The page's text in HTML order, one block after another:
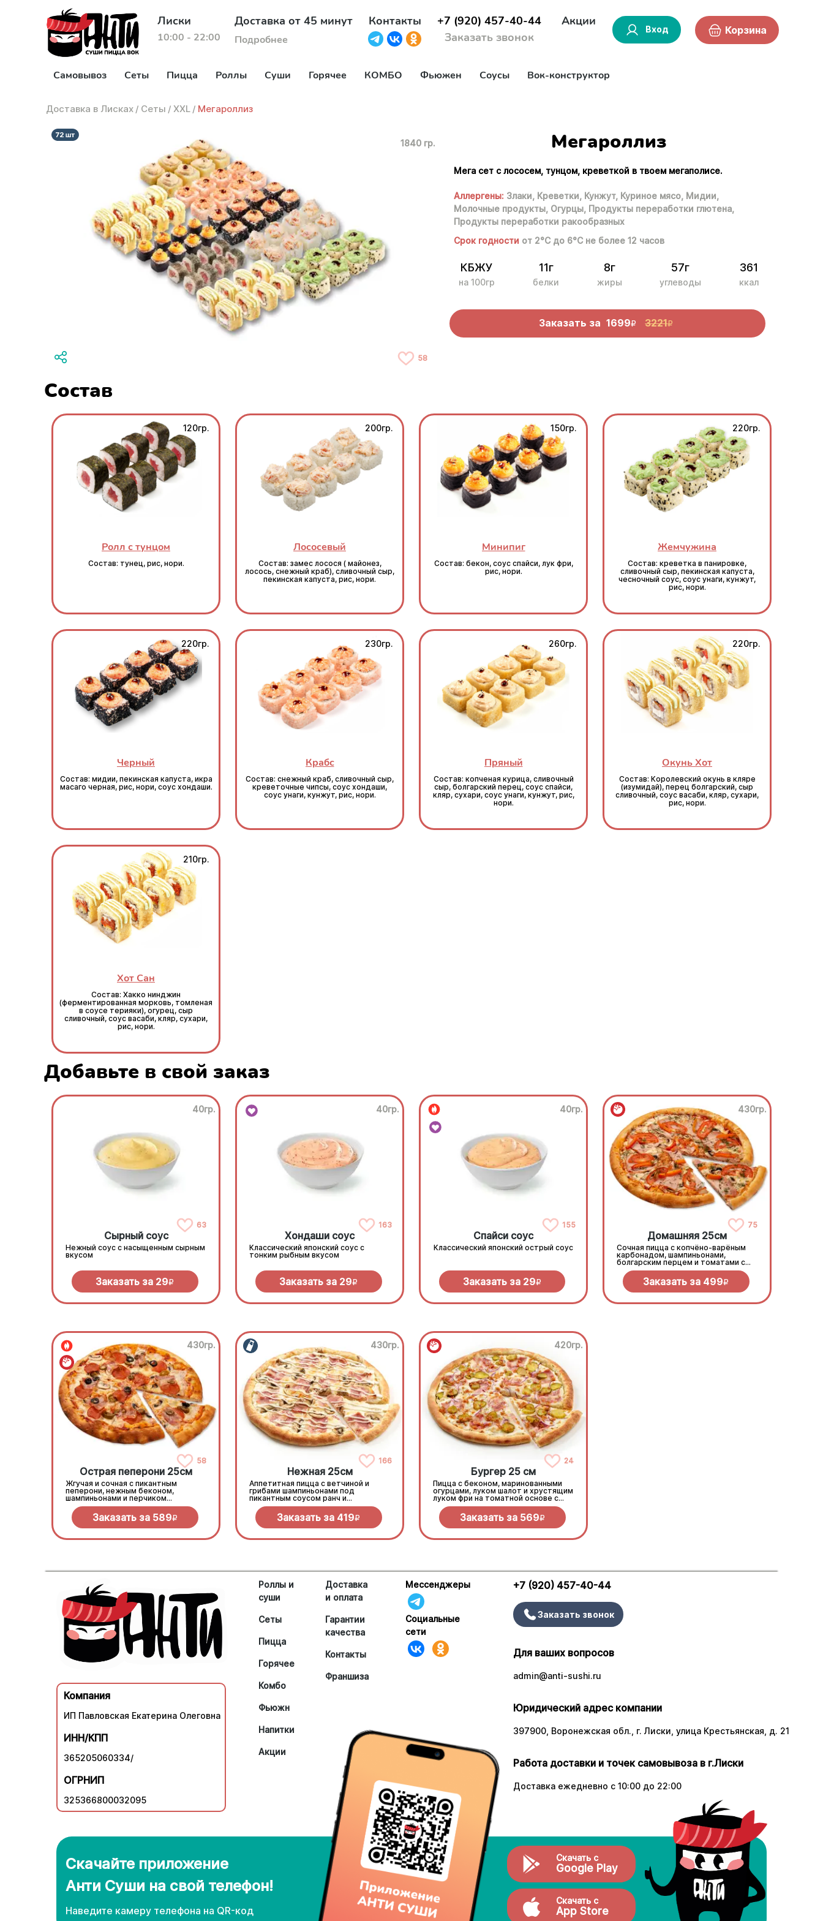
Лиски
10:00 - 22:00
Доставка от 45 минут
Подробнее
Контакты
+7 (920) 457-40-44
Заказать звонок
Акции
Вход Корзина
Самовывоз Сеты Пицца Роллы Суши Горячее КОМБО Фьюжен Соусы Вок-конструктор
Доставка в Лисках / Сеты / XXL / Мегароллиз
1840 гр.
58
Мегароллиз
Мега сет с лососем, тунцом, креветкой в твоем мегаполисе.
Аллергены: Злаки, Креветки, Кунжут, Куриное мясо, Мидии,
Молочные продукты, Огурцы, Продукты переработки глютена,
Продукты переработки ракообразных
Срок годности от 2°С до 6°С не более 12 часов
КБЖУ
на 100гр
11г
белки
8г
жиры
57г
углеводы
361
ккал
Заказать за 1699R 3221R
Состав
120гр.
Ролл с тунцом
Состав: тунец, рис, нори.
200гр.
Лососевый
Состав: замес лосося ( майонез,
лосось, снежный краб), сливочный сыр,
пекинская капуста, рис, нори.
150гр.
Минипиг
Состав: бекон, соус спайси, лук фри,
рис, нори.
220гр.
Жемчужина
Состав: креветка в панировке,
сливочный сыр, пекинская капуста,
чесночный соус, соус унаги, кунжут,
рис, нори.
220гр.
Черный
Состав: мидии, пекинская капуста, икра
масаго черная, рис, нори, соус хондаши.
230гр.
Крабс
Состав: снежный краб, сливочный сыр,
креветочные чипсы, соус хондаши,
соус унаги, кунжут, рис, нори.
260гр.
Пряный
Состав: копченая курица, сливочный
сыр, болгарский перец, соус спайси,
кляр, сухари, соус унаги, кунжут, рис,
нори.
220гр.
Окунь Хот
Состав: Королевский окунь в кляре
(изумидай), перец болгарский, сыр
сливочный, соус васаби, кляр, сухари,
рис, нори.
210гр.
Хот Сан
Состав: Хакко нинджин
(ферментированная морковь, томленая
в соусе терияки), огурец, сыр
сливочный, соус васаби, кляр, сухари,
рис, нори.
Добавьте в свой заказ
40гр.
63
Сырный соус
Нежный соус с насыщенным сырным
вкусом
Заказать за 29R
40гр.
163
Хондаши соус
Классический японский соус с
тонким рыбным вкусом
Заказать за 29R
40гр.
155
Спайси соус
Классический японский острый соус
Заказать за 29R
430гр.
75
Домашняя 25см
Сочная пицца с копчёно-варёным
карбонадом, шампиньонами,
болгарским перцем и томатами с
зеленью под моцареллой
Заказать за 499R
430гр.
58
Острая пеперони 25cм
Жгучая и сочная с пикантным
пеперони, нежным беконом,
шампиньонами и перчиком
халапеньо под моцареллой
Заказать за 589R
430гр.
166
Нежная 25см
Аппетитная пицца с ветчиной и
грибами шампиньонами под
пикантным соусом ранч и
моцареллой
Заказать за 419R
420гр.
24
Бургер 25 см
Пицца с беконом, маринованными
огурцами, луком шалот и хрустящим
луком фри на томатной основе с
моцареллой.
Заказать за 569R
Компания
ИП Павловская Екатерина Олеговна
ИНН/КПП
365205060334/
ОГРНИП
325366800032095
Роллы и
суши
Сеты
Пицца
Горячее
Комбо
Фьюжн
Напитки
Акции
Доставка
и оплата
Гарантии
качества
Контакты
Франшиза
Мессенджеры
Социальные
сети
+7 (920) 457-40-44
Заказать звонок
Для ваших вопросов
admin@anti-sushi.ru
Юридический адрес компании
397900, Воронежская обл., г. Лиски, улица Крестьянская, д. 21
Работа доставки и точек самовывоза в г.Лиски
Доставка ежедневно с 10:00 до 22:00
Скачайте приложение
Анти Суши на свой телефон!
Наведите камеру телефона нa QR-код
Скачать с
Google Play
Скачать с
App Store